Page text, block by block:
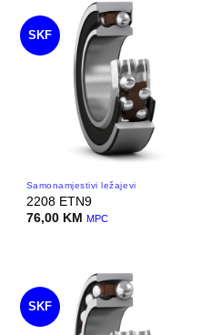
SKF
Samonamjestivi ležajevi
2208 ETN9
76,00 KM MPC
SKF